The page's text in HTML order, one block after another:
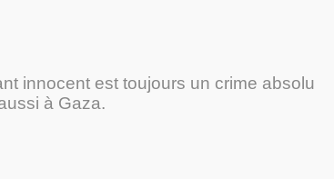
innocent est toujours un crime absolu
à Gaza.